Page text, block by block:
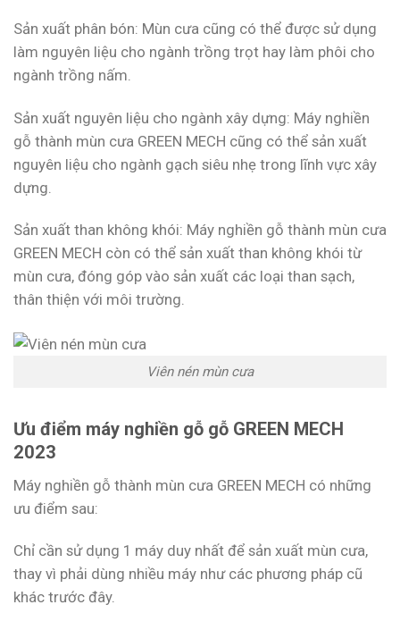
Sản xuất phân bón: Mùn cưa cũng có thể được sử dụng
làm nguyên liệu cho ngành trồng trọt hay làm phôi cho
ngành trồng nấm.
Sản xuất nguyên liệu cho ngành xây dựng: Máy nghiền
gỗ thành mùn cưa GREEN MECH cũng có thể sản xuất
nguyên liệu cho ngành gạch siêu nhẹ trong lĩnh vực xây
dựng.
Sản xuất than không khói: Máy nghiền gỗ thành mùn cưa
GREEN MECH còn có thể sản xuất than không khói từ
mùn cưa, đóng góp vào sản xuất các loại than sạch,
thân thiện với môi trường.
Viên nén mùn cưa
Ưu điểm máy nghiền gỗ gỗ GREEN MECH
2023
Máy nghiền gỗ thành mùn cưa GREEN MECH có những
ưu điểm sau:
Chỉ cần sử dụng 1 máy duy nhất để sản xuất mùn cưa,
thay vì phải dùng nhiều máy như các phương pháp cũ
khác trước đây.